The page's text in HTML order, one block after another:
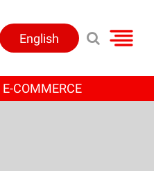
English
E-COMMERCE